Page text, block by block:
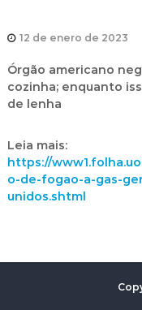
12 de enero de 2023
Órgão americano
cozinha; enquanto
de lenha
Leia mais:
https://
o-de-fogao-a-gas-
unidos.shtml